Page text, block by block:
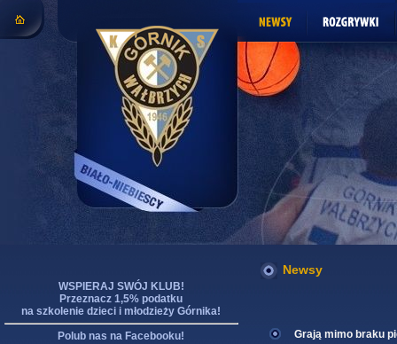
WSPIERAJ SWÓJ KLUB!
Przeznacz 1,5% podatku
na szkolenie dzieci i młodzieży Górnika!
Polub nas na Facebooku!
Newsy
Grają mimo braku